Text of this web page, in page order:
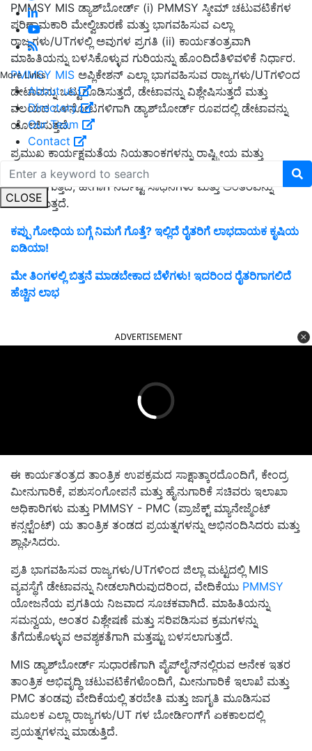
More Links
About us
Directory
Our Team
Contact
CLOSE
PMMSY MIS ಡ್ಯಾಶ್‌ಬೋರ್ಡ್ (i) PMMSY ಸ್ಕೀಮ್ ಚಟುವಟಿಕೆಗಳ
ಪರಿಣಾಮಕಾರಿ ಮೇಲ್ವಿಚಾರಣೆ ಮತ್ತು ಭಾಗವಹಿಸುವ ಎಲ್ಲಾ
ರಾಜ್ಯಗಳು/UTಗಳಲ್ಲಿ ಅವುಗಳ ಪ್ರಗತಿ (ii) ಕಾರ್ಯತಂತ್ರವಾಗಿ
ಮಾಹಿತಿಯನ್ನು ಬಳಸಿಕೊಳ್ಳುವ ಗುರಿಯನ್ನು ಹೊಂದಿದೆತಿಳಿವಳಿಕೆ ನಿರ್ಧಾರ.
PMMSY MIS ಅಪ್ಲಿಕೇಶನ್ ಎಲ್ಲಾ ಭಾಗವಹಿಸುವ ರಾಜ್ಯಗಳು/UTಗಳಿಂದ
ಡೇಟಾವನ್ನು ಒಟ್ಟುಗೂಡಿಸುತ್ತದೆ, ಡೇಟಾವನ್ನು ವಿಶ್ಲೇಷಿಸುತ್ತದೆ ಮತ್ತು
ವಲಯದ ಒಳನೋಟಗಳಿಗಾಗಿ ಡ್ಯಾಶ್‌ಬೋರ್ಡ್ ರೂಪದಲ್ಲಿ ಡೇಟಾವನ್ನು
ಯೋಜಿಸುತ್ತದೆ.
ಪ್ರಮುಖ ಕಾರ್ಯಕ್ಷಮತೆಯ ನಿಯತಾಂಕಗಳನ್ನು ರಾಷ್ಟ್ರೀಯ ಮತ್ತು
ರಾಜ್ಯ/UT ಹಂತಗಳಲ್ಲಿ ಒಟ್ಟಾರೆ ಕಾರ್ಯಕ್ಷಮತೆಯನ್ನು ಪ್ರಕ್ಷೇಪಿಸಲು
ಬಳಸಲಾಗುತ್ತದೆ, ಹೀಗಾಗಿ ನಿರ್ದಿಷ್ಟ ಸಾಧನೆಗಳು ಮತ್ತು ಅಂತರವನ್ನು
ತೋರಿಸುತ್ತದೆ.
ಕಪ್ಪು ಗೋಧಿಯ ಬಗ್ಗೆ ನಿಮಗೆ ಗೊತ್ತೆ? ಇಲ್ಲಿದೆ ರೈತರಿಗೆ ಲಾಭದಾಯಕ ಕೃಷಿಯ
ಐಡಿಯಾ!
ಮೇ ತಿಂಗಳಲ್ಲಿ ಬಿತ್ತನೆ ಮಾಡಬೇಕಾದ ಬೆಳೆಗಳು! ಇದರಿಂದ ರೈತರಿಗಾಗಲಿದೆ
ಹೆಚ್ಚಿನ ಲಾಭ
ADVERTISEMENT
ಈ ಕಾರ್ಯತಂತ್ರದ ತಾಂತ್ರಿಕ ಉಪಕ್ರಮದ ಸಾಕ್ಷಾತ್ಕಾರದೊಂದಿಗೆ, ಕೇಂದ್ರ
ಮೀನುಗಾರಿಕೆ, ಪಶುಸಂಗೋಪನೆ ಮತ್ತು ಹೈನುಗಾರಿಕೆ ಸಚಿವರು ಇಲಾಖಾ
ಅಧಿಕಾರಿಗಳು ಮತ್ತು PMMSY - PMC (ಪ್ರಾಜೆಕ್ಟ್ ಮ್ಯಾನೇಜ್ಮೆಂಟ್
ಕನ್ಸಲ್ಟೆಂಟ್) ಯ ತಾಂತ್ರಿಕ ತಂಡದ ಪ್ರಯತ್ನಗಳನ್ನು ಅಭಿನಂದಿಸಿದರು ಮತ್ತು
ಶ್ಲಾಘಿಸಿದರು.
ಪ್ರತಿ ಭಾಗವಹಿಸುವ ರಾಜ್ಯಗಳು/UTಗಳಿಂದ ಜಿಲ್ಲಾ ಮಟ್ಟದಲ್ಲಿ MIS
ವ್ಯವಸ್ಥೆಗೆ ಡೇಟಾವನ್ನು ನೀಡಲಾಗಿರುವುದರಿಂದ, ವೇದಿಕೆಯು PMMSY
ಯೋಜನೆಯ ಪ್ರಗತಿಯ ನಿಜವಾದ ಸೂಚಕವಾಗಿದೆ. ಮಾಹಿತಿಯನ್ನು
ಸಮನ್ವಯ, ಅಂತರ ವಿಶ್ಲೇಷಣೆ ಮತ್ತು ಸರಿಪಡಿಸುವ ಕ್ರಮಗಳನ್ನು
ತೆಗೆದುಕೊಳ್ಳುವ ಅವಶ್ಯಕತೆಗಾಗಿ ಮತ್ತಷ್ಟು ಬಳಸಲಾಗುತ್ತದೆ.
MIS ಡ್ಯಾಶ್‌ಬೋರ್ಡ್ ಸುಧಾರಣೆಗಾಗಿ ಪೈಪ್‌ಲೈನ್‌ನಲ್ಲಿರುವ ಅನೇಕ ಇತರ
ತಾಂತ್ರಿಕ ಅಭಿವೃದ್ಧಿ ಚಟುವಟಿಕೆಗಳೊಂದಿಗೆ, ಮೀನುಗಾರಿಕೆ ಇಲಾಖೆ ಮತ್ತು
PMC ತಂಡವು ವೇದಿಕೆಯಲ್ಲಿ ತರಬೇತಿ ಮತ್ತು ಜಾಗೃತಿ ಮೂಡಿಸುವ
ಮೂಲಕ ಎಲ್ಲಾ ರಾಜ್ಯಗಳು/UT ಗಳ ಬೋರ್ಡಿಂಗ್‌ಗೆ ಏಕಕಾಲದಲ್ಲಿ
ಪ್ರಯತ್ನಗಳನ್ನು ಮಾಡುತ್ತಿದೆ.